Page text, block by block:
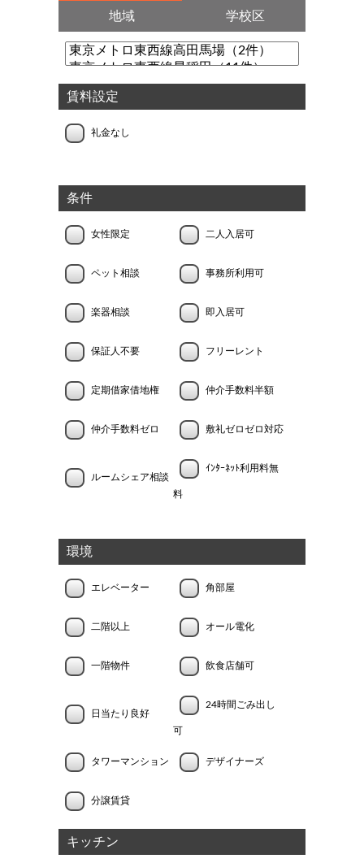
地域 学校区
賃料設定
礼金なし
条件
女性限定 二人入居可
ペット相談 事務所利用可
楽器相談 即入居可
保証人不要 フリーレント
定期借家借地権 仲介手数料半額
仲介手数料ゼロ 敷礼ゼロゼロ対応
ルームシェア相談
ｲﾝﾀｰﾈｯﾄ利用料無
料
環境
エレベーター 角部屋
二階以上 オール電化
一階物件 飲食店舗可
日当たり良好
24時間ごみ出し
可
タワーマンション デザイナーズ
分譲賃貸
キッチン